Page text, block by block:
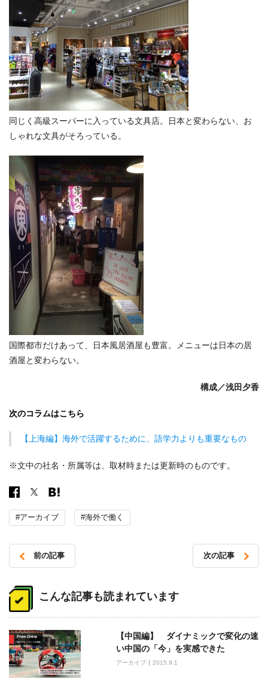
同じく高級スーパーに入っている文具店。日本と変わらない、お
しゃれな文具がそろっている。
国際都市だけあって、日本風居酒屋も豊富。メニューは日本の居
酒屋と変わらない。
構成／浅田夕香
次のコラムはこちら
【上海編】海外で活躍するために、語学力よりも重要なもの
※文中の社名・所属等は、取材時または更新時のものです。
#アーカイブ #海外で働く
稿
ナ
ゲ
ー
シ
前の記事 次の記事
こんな記事も読まれています
【中国編】 ダイナミックで変化の速
い中国の「今」を実感できた
アーカイブ 2015.9.1